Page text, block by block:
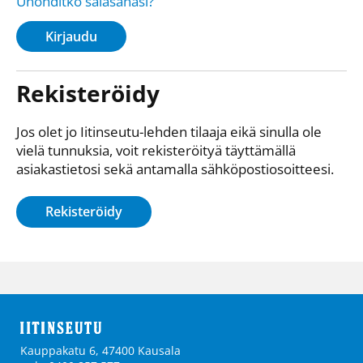
Kirjaudu
Rekisteröidy
Jos olet jo Iitinseutu-lehden tilaaja eikä sinulla ole
vielä tunnuksia, voit rekisteröityä täyttämällä
asiakastietosi sekä antamalla sähkö­posti­osoitteesi.
Rekisteröidy
Kauppakatu 6, 47400 Kausala